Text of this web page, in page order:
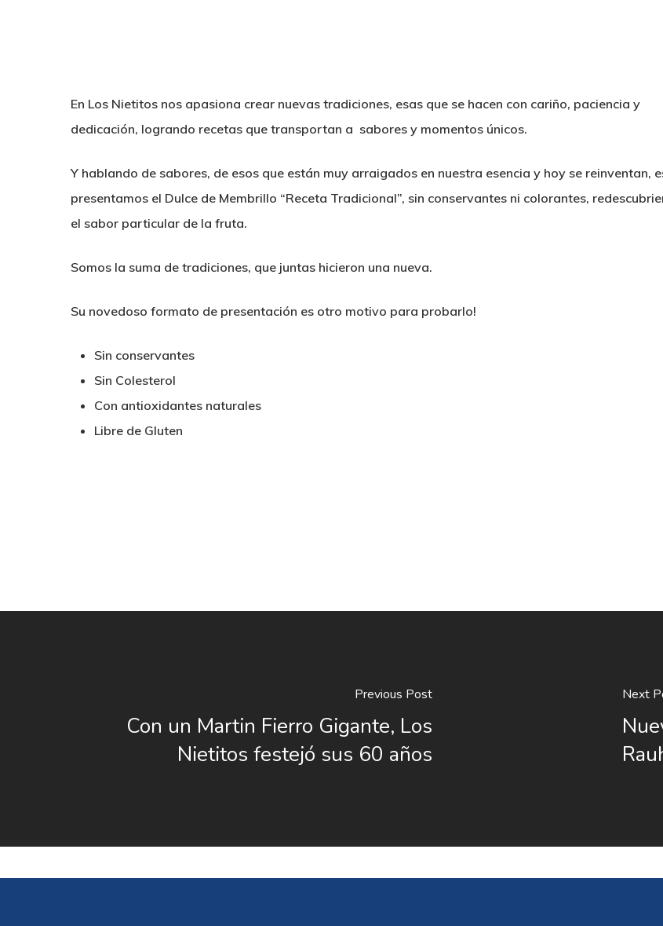
En Los Nietitos nos apasiona crear nuevas tradiciones, esas que se hacen con cariño, paciencia y
dedicación, logrando recetas que transportan a sabores y momentos únicos.
Y hablando de sabores, de esos que están muy arraigados en nuestra esencia y hoy se reinventan,
presentamos el Dulce de Membrillo “Receta Tradicional”, sin conservantes ni colorantes,
el sabor particular de la fruta.
Somos la suma de tradiciones, que juntas hicieron una nueva.
Su novedoso formato de presentación es otro motivo para probarlo!
Sin conservantes
Sin Colesterol
Con antioxidantes naturales
Libre de Gluten
Previous Post
Con un Martin Fierro Gigante, Los
Nietitos festejó sus 60 años
Next